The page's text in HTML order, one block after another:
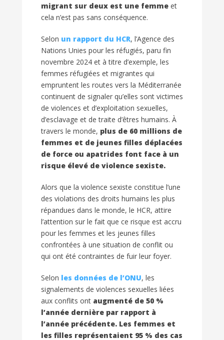
migrant sur deux est une femme et
cela n’est pas sans conséquence.
Selon un rapport du HCR, l’Agence des
Nations Unies pour les réfugiés, paru fin
novembre 2024 et à titre d’exemple, les
femmes réfugiées et migrantes qui
empruntent les routes vers la Méditerranée
continuent de signaler qu’elles sont victimes
de violences et d’exploitation sexuelles,
d’esclavage et de traite d’êtres humains. À
travers le monde, plus de 60 millions de
femmes et de jeunes filles déplacées
de force ou apatrides font face à un
risque élevé de violence sexiste.
Alors que la violence sexiste constitue l’une
des violations des droits humains les plus
répandues dans le monde, le HCR, attire
l’attention sur le fait que ce risque est accru
pour les femmes et les jeunes filles
confrontées à une situation de conflit ou
qui ont été contraintes de fuir leur foyer.
Selon les données de l’ONU, les
signalements de violences sexuelles liées
aux conflits ont augmenté de 50 %
l’année dernière par rapport à
l’année précédente. Les femmes et
les filles représentaient 95 % des cas